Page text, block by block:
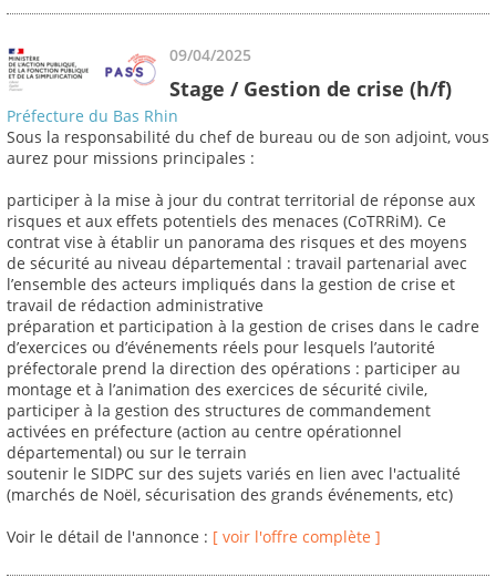
09/04/2025
Stage / Gestion de crise (h/f)
Préfecture du Bas Rhin
Sous la responsabilité du chef de bureau ou de son adjoint, vous
aurez pour missions principales :
participer à la mise à jour du contrat territorial de réponse aux
risques et aux effets potentiels des menaces (CoTRRiM). Ce
contrat vise à établir un panorama des risques et des moyens
de sécurité au niveau départemental : travail partenarial avec
l’ensemble des acteurs impliqués dans la gestion de crise et
travail de rédaction administrative
préparation et participation à la gestion de crises dans le cadre
d’exercices ou d’événements réels pour lesquels l’autorité
préfectorale prend la direction des opérations : participer au
montage et à l’animation des exercices de sécurité civile,
participer à la gestion des structures de commandement
activées en préfecture (action au centre opérationnel
départemental) ou sur le terrain
soutenir le SIDPC sur des sujets variés en lien avec l'actualité
(marchés de Noël, sécurisation des grands événements, etc)
Voir le détail de l'annonce : [ voir l'offre complète ]